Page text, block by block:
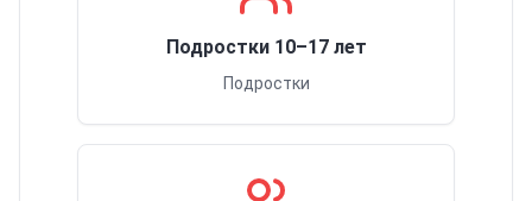
Подростки 10–17 лет
Подростки